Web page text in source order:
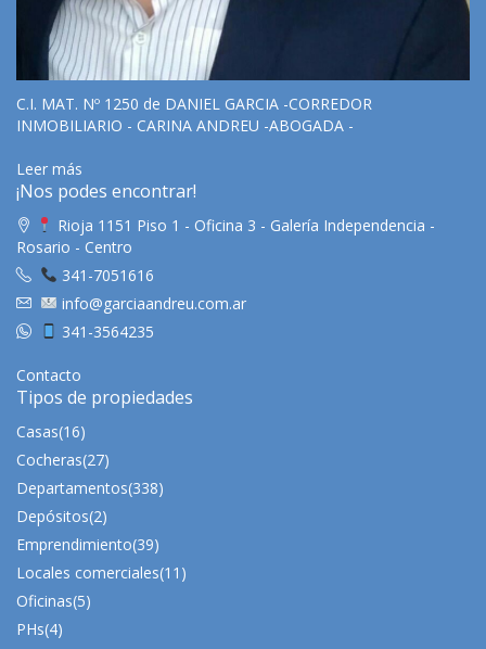
C.I. MAT. Nº 1250 de DANIEL GARCIA -CORREDOR
INMOBILIARIO - CARINA ANDREU -ABOGADA -
Leer más
¡Nos podes encontrar!
Rioja 1151 Piso 1 - Oficina 3 - Galería Independencia -
Rosario - Centro
341-7051616
info@garciaandreu.com.ar
341-3564235
Contacto
Tipos de propiedades
Casas(16)
Cocheras(27)
Departamentos(338)
Depósitos(2)
Emprendimiento(39)
Locales comerciales(11)
Oficinas(5)
PHs(4)